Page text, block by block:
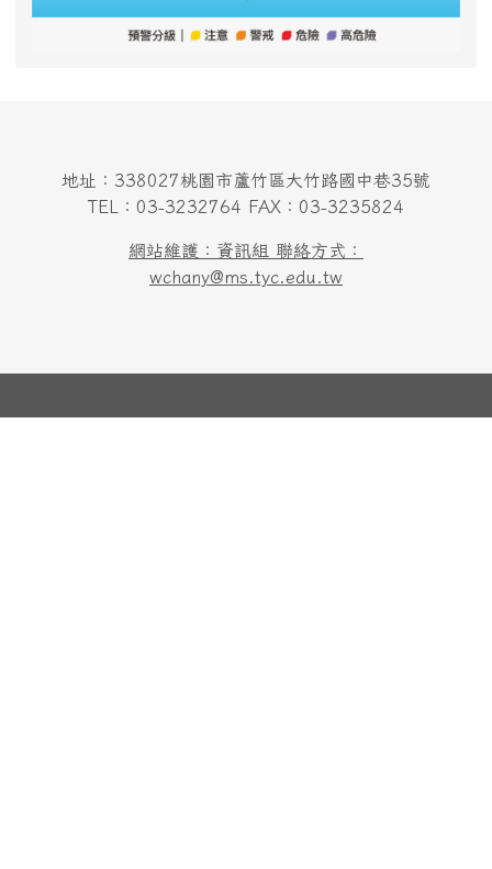
地址：338027桃園市蘆竹區大竹路國中巷35號
TEL：03-3232764 FAX：03-3235824
網站維護：資訊組 聯絡方式：
wchany@ms.tyc.edu.tw